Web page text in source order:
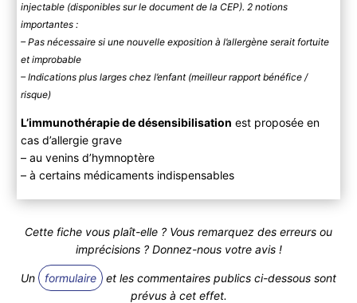
injectable (disponibles sur le document de la CEP). 2 notions
importantes :
– Pas nécessaire si une nouvelle exposition à l’allergène serait fortuite
et improbable
– Indications plus larges chez l’enfant (meilleur rapport bénéfice /
risque)
L’immunothérapie de désensibilisation est proposée en
cas d’allergie grave
– au venins d’hymnoptère
– à certains médicaments indispensables
Cette fiche vous plaît-elle ? Vous remarquez des erreurs ou
imprécisions ? Donnez-nous votre avis !
Un formulaire
et les commentaires publics ci-dessous sont
prévus à cet effet.